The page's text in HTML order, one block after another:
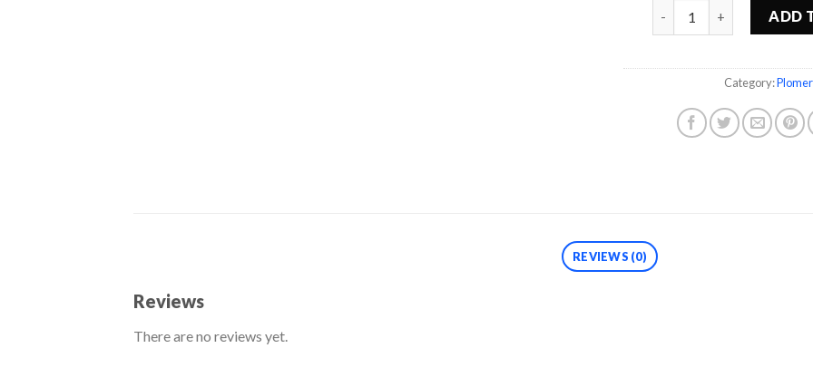
ADD
Category:
REVIEWS (0)
Reviews
There are no reviews yet.